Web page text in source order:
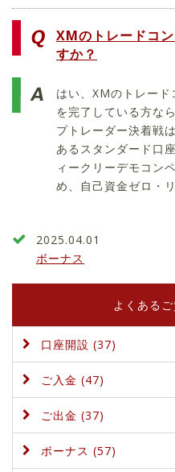
XMのトレードコ
すか？
はい、XMのトレード
を完了している方な
プトレーダー決着戦
あるスタンダード口
ィークリーデモコン
め、自己資金ゼロ・
2025.04.01
ボーナス
よくあるご
口座開設 (37)
ご入金 (47)
ご出金 (37)
ボーナス (57)